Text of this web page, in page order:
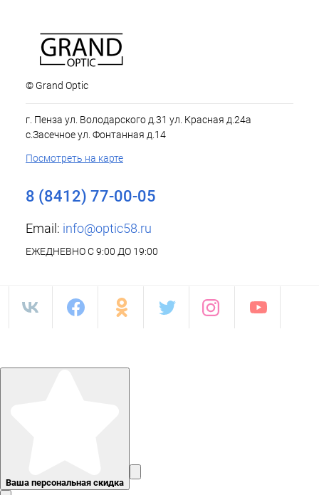
© Grand Optic
г. Пенза ул. Володарского д.31 ул. Красная д.24а
с.Засечное ул. Фонтанная д.14
Посмотреть на карте
8 (8412) 77-00-05
Email: info@optic58.ru
ЕЖЕДНЕВНО С 9:00 ДО 19:00
Ваша персональная скидка